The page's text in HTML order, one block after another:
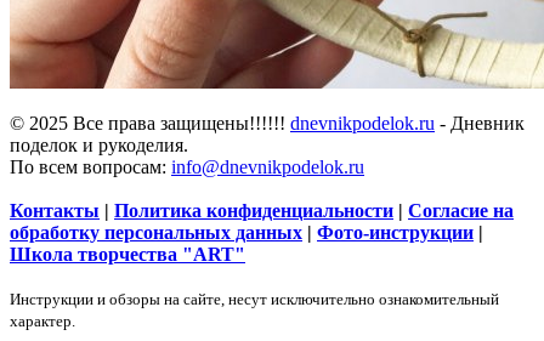
© 2025 Все права защищены!!!!!! dnevnikpodelok.ru - Дневник
поделок и рукоделия.
По всем вопросам: info@dnevnikpodelok.ru
Контакты | Политика конфиденциальности | Согласие на
обработку персональных данных | Фото-инструкции |
Школа творчества "ART"
Инструкции и обзоры на сайте, несут исключительно ознакомительный
характер.